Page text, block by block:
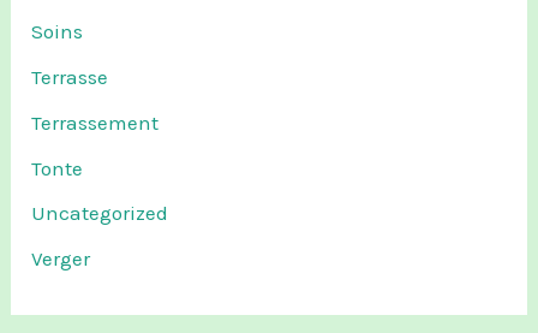
Soins
Terrasse
Terrassement
Tonte
Uncategorized
Verger